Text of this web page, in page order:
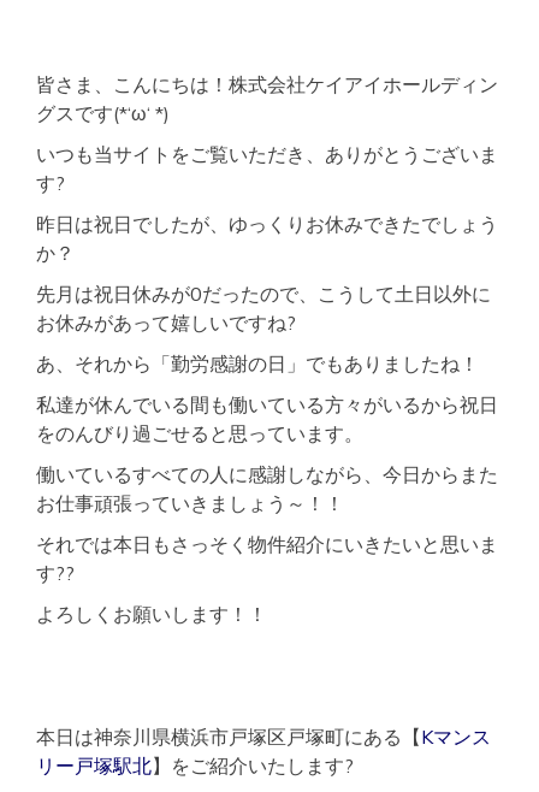
良
好
オ
ト
ク
単
身
向
け
物
件
皆さま、こんにちは！株式会社ケイアイホールディン
グスです(*‘ω‘ *)
いつも当サイトをご覧いただき、ありがとうございま
す?
昨日は祝日でしたが、ゆっくりお休みできたでしょう
か？
先月は祝日休みが0だったので、こうして土日以外に
お休みがあって嬉しいですね?
あ、それから「勤労感謝の日」でもありましたね！
私達が休んでいる間も働いている方々がいるから祝日
をのんびり過ごせると思っています。
働いているすべての人に感謝しながら、今日からまた
お仕事頑張っていきましょう～！！
それでは本日もさっそく物件紹介にいきたいと思いま
す??
よろしくお願いします！！
本日は神奈川県横浜市戸塚区戸塚町にある【Kマンス
リー戸塚駅北】をご紹介いたします?